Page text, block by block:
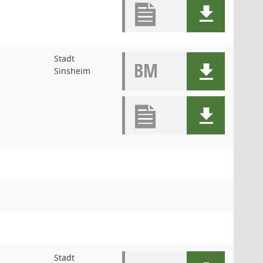
Stadt
Sinsheim
BM
Stadt